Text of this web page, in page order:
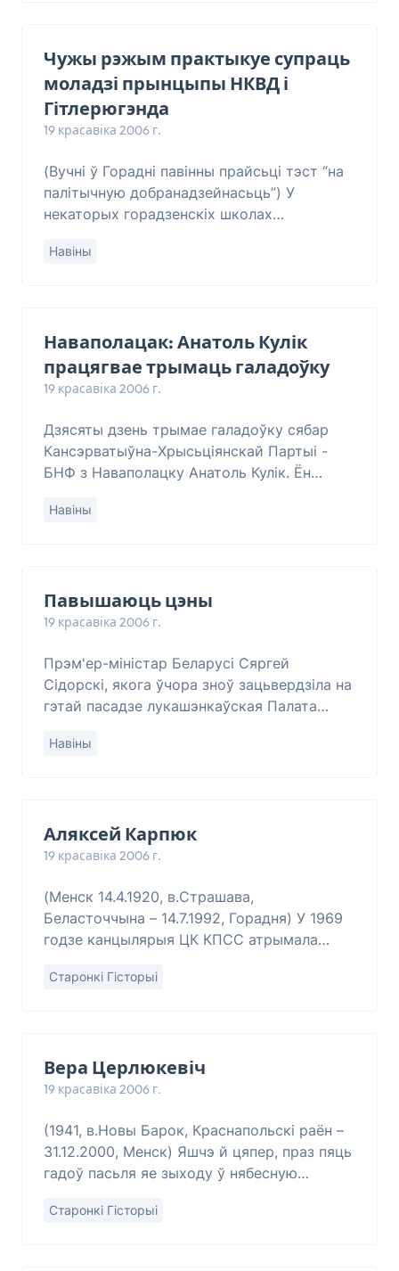
Чужы рэжым практыкуе супраць
моладзі прынцыпы НКВД і
Гітлерюгэнда
19 красавіка 2006 г.
(Вучні ў Горадні павінны прайсьці тэст “на
палітычную добранадзейнасьць”) У
некаторых горадзенскіх школах
карту ўзроўню выхаванасьці навучэнца”.
Навіны
Наваполацак: Анатоль Кулік
працягвае трымаць галадоўку
19 красавіка 2006 г.
Дзясяты дзень трымае галадоўку сябар
Кансэрватыўна-Хрысьціянскай Партыі -
БНФ з Наваполацку Анатоль Кулік. Ён
Аляксандра Лукашэнкі, пратэстуючы
Навіны
Павышаюць цэны
19 красавіка 2006 г.
Прэм'ер-міністар Беларусі Сяргей
Сідорскі, якога ўчора зноў зацьвердзіла на
гэтай пасадзе лукашэнкаўская Палата
“Найбольш вострым пытаньнем у
Навіны
Аляксей Карпюк
19 красавіка 2006 г.
(Менск 14.4.1920, в.Страшава,
Беласточчына – 14.7.1992, Горадня) У 1969
годзе канцылярыя ЦК КПСС атрымала
“Комитет государственной безопасности
Старонкі Гісторыі
Вера Церлюкевіч
19 красавіка 2006 г.
(1941, в.Новы Барок, Краснапольскі раён –
31.12.2000, Менск) Яшчэ й цяпер, праз пяць
гадоў пасьля яе зыходу ў нябесную
Церлюкевіч падчас апазыцыйных акцыяў.
Старонкі Гісторыі